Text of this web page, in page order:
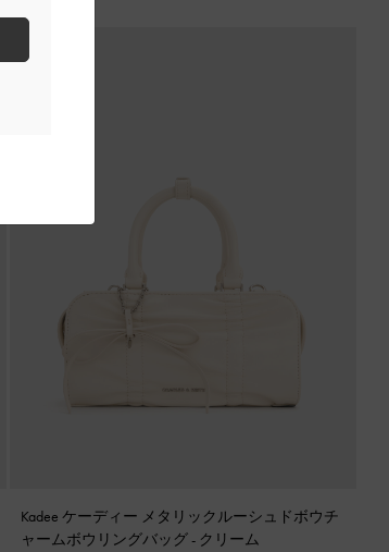
Kadee ケーディー メタリックルーシュドボウチ
ャームボウリングバッグ - クリーム